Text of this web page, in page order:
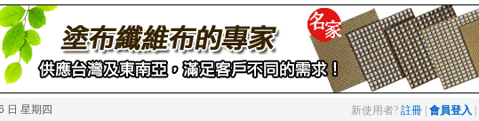
日 星期四 新使用者? 註冊| 會員登入